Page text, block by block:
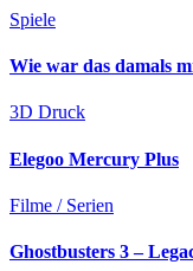
Spiele
Wie war das damals
3D Druck
Elegoo Mercury Plus
Filme / Serien
Ghostbusters 3 –